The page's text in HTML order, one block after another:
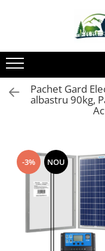
Toate Produsele
Impulsor - Generator
Pulsator Gard Electric
NEXON BEASTSHOCK
NEXON HEAVYSHOCK
DALTOR
NEXON EASYSHOCK și
Izolatori Gard Electric
Izolatori – Utilizare
Izolatori cu filet metric
Pachet Gard
albastru 90kg,
-3% NOU